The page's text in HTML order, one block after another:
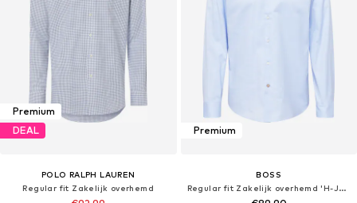
Premium
DEAL
POLO RALPH LAUREN
Regular fit Zakelijk overhemd
Premium
BOSS
Regular fit Zakelijk overhemd 'H-JOE'